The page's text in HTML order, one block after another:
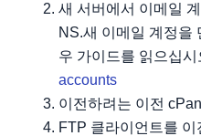
새 서버에서 이메일
NS.새 이메일 계정을
우 가이드를 읽으십시
accounts
이전하려는 이전
FTP 클라이언트를